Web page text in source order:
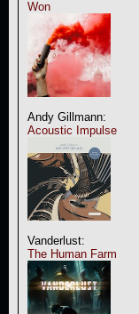
Won
Andy Gillmann:
Acoustic Impulse
Vanderlust:
The Human Farm